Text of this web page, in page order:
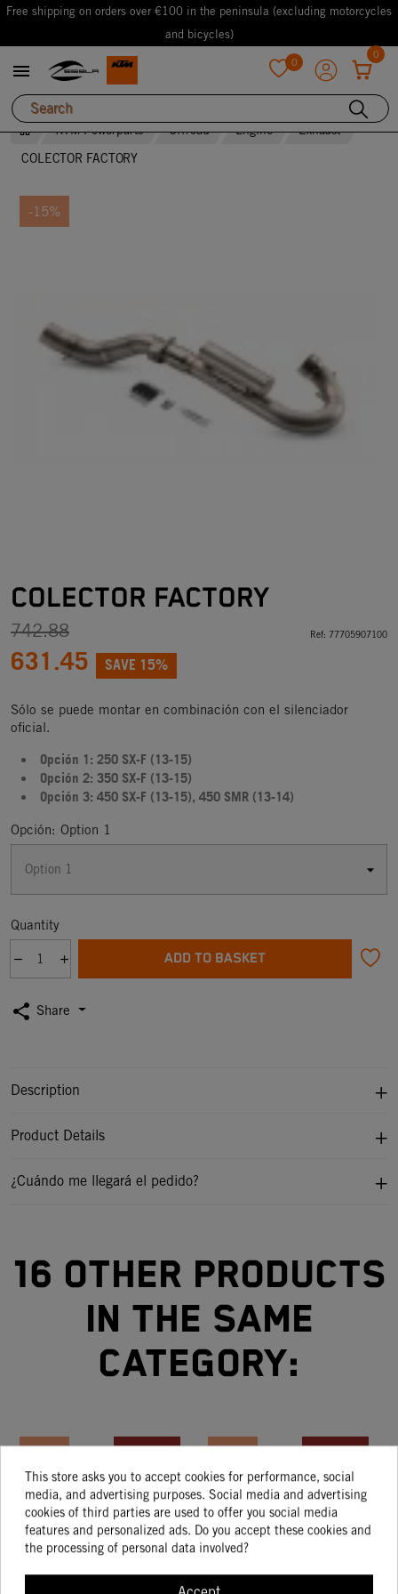
Free shipping on orders over €100 in the peninsula (excluding motorcycles
and bicycles)
 0
0
KTM Powerparts Offroad Engine
Exhaust
COLECTOR FACTORY
-15%
COLECTOR FACTORY
742.88
631.45 SAVE 15%
Ref: 77705907100
Sólo se puede montar en combinación con el silenciador
oficial.
Opción 1: 250 SX-F (13-15)
Opción 2: 350 SX-F (13-15)
Opción 3: 450 SX-F (13-15), 450 SMR (13-14)
Opción: Option 1
Quantity
ADD TO BASKET
share Share
Description
Product Details
¿Cuándo me llegará el pedido?
16 other products
in the same
category:
KIT
HARDWARE
ESCAPE
83.43
70.92
-8%
AKRAPOVIC
“SLIP-ON
LINE” BY
KTM 790
DUKE 18-
999.94
919.95
SC
PROJECT
SC1-R
CARBONO
KTM
630.00
504.00
-8%
AKRAPOVIC
“SLIP-ON
LINE”
This store asks you to accept cookies for performance, social
media, and advertising purposes. Social media and advertising
cookies of third parties are used to offer you social media
features and personalized ads. Do you accept these cookies and
the processing of personal data involved?